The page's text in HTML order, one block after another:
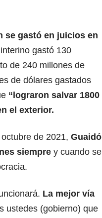
se gastó en juicios en
gastó 130
de 240 millones de
de dólares gastados
“lograron salvar 1800
el exterior.
de 2021, Guaidó
siempre y cuando se
La mejor vía
ustedes (gobierno) que